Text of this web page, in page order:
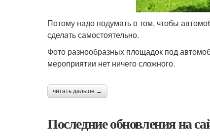
Потому надо подумать о том, чтобы
сделать самостоятельно.
Фото разнообразных площадок под
мероприятии нет ничего сложного.
читать дальше →
Последние обновления на